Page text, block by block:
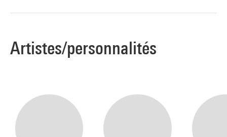
Artistes/personnalités